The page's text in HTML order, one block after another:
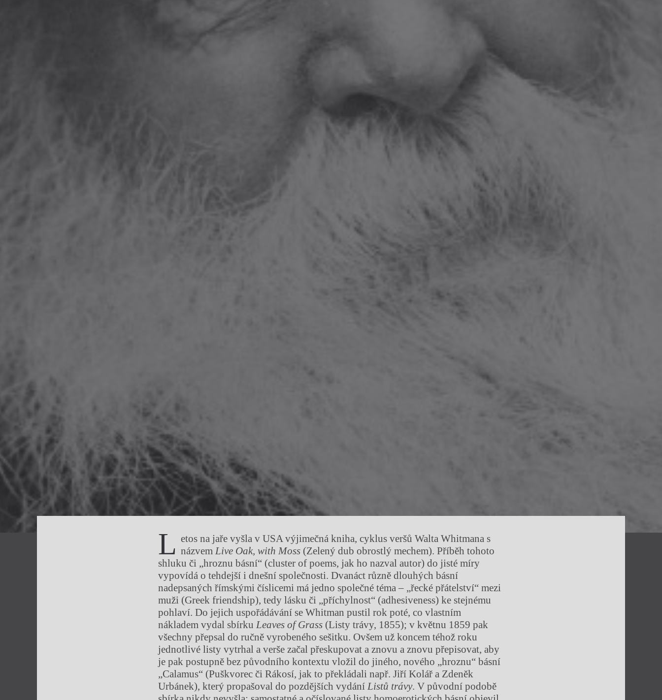
L etos na jaře vyšla v USA výjimečná kniha, cyklus veršů Walta Whitmana s
názvem Live Oak, with Moss(Zelený dub obrostlý mechem). Příběh tohoto
shluku či „hroznu básní“ (cluster of poems, jak ho nazval autor) do jisté míry
vypovídá o tehdejší i dnešní společnosti. Dvanáct různě dlouhých básní
nadepsaných římskými číslicemi má jedno společné téma – „řecké přátelství“ mezi
muži (Greek friendship), tedy lásku či „příchylnost“ (adhesiveness) ke stejnému
pohlaví. Do jejich uspořádávání se Whitman pustil rok poté, co vlastním
nákladem vydal sbírku Leaves of Grass (Listy trávy, 1855); v květnu 1859 pak
všechny přepsal do ručně vyrobeného sešitku. Ovšem už koncem téhož roku
jednotlivé listy vytrhal a verše začal přeskupovat a znovu a znovu přepisovat, aby
je pak postupně bez původního kontextu vložil do jiného, nového „hroznu“ básní
„Calamus“ (Puškvorec či Rákosí, jak to překládali např. Jiří Kolář a Zdeněk
Urbánek), který propašoval do pozdějších vydání Listů trávy. V původní podobě